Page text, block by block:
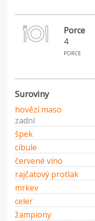
Porce
4
porce
Suroviny
hovězí maso
zadní
špek
cibule
červené víno
rajčatový protlak
mrkev
celer
žampiony